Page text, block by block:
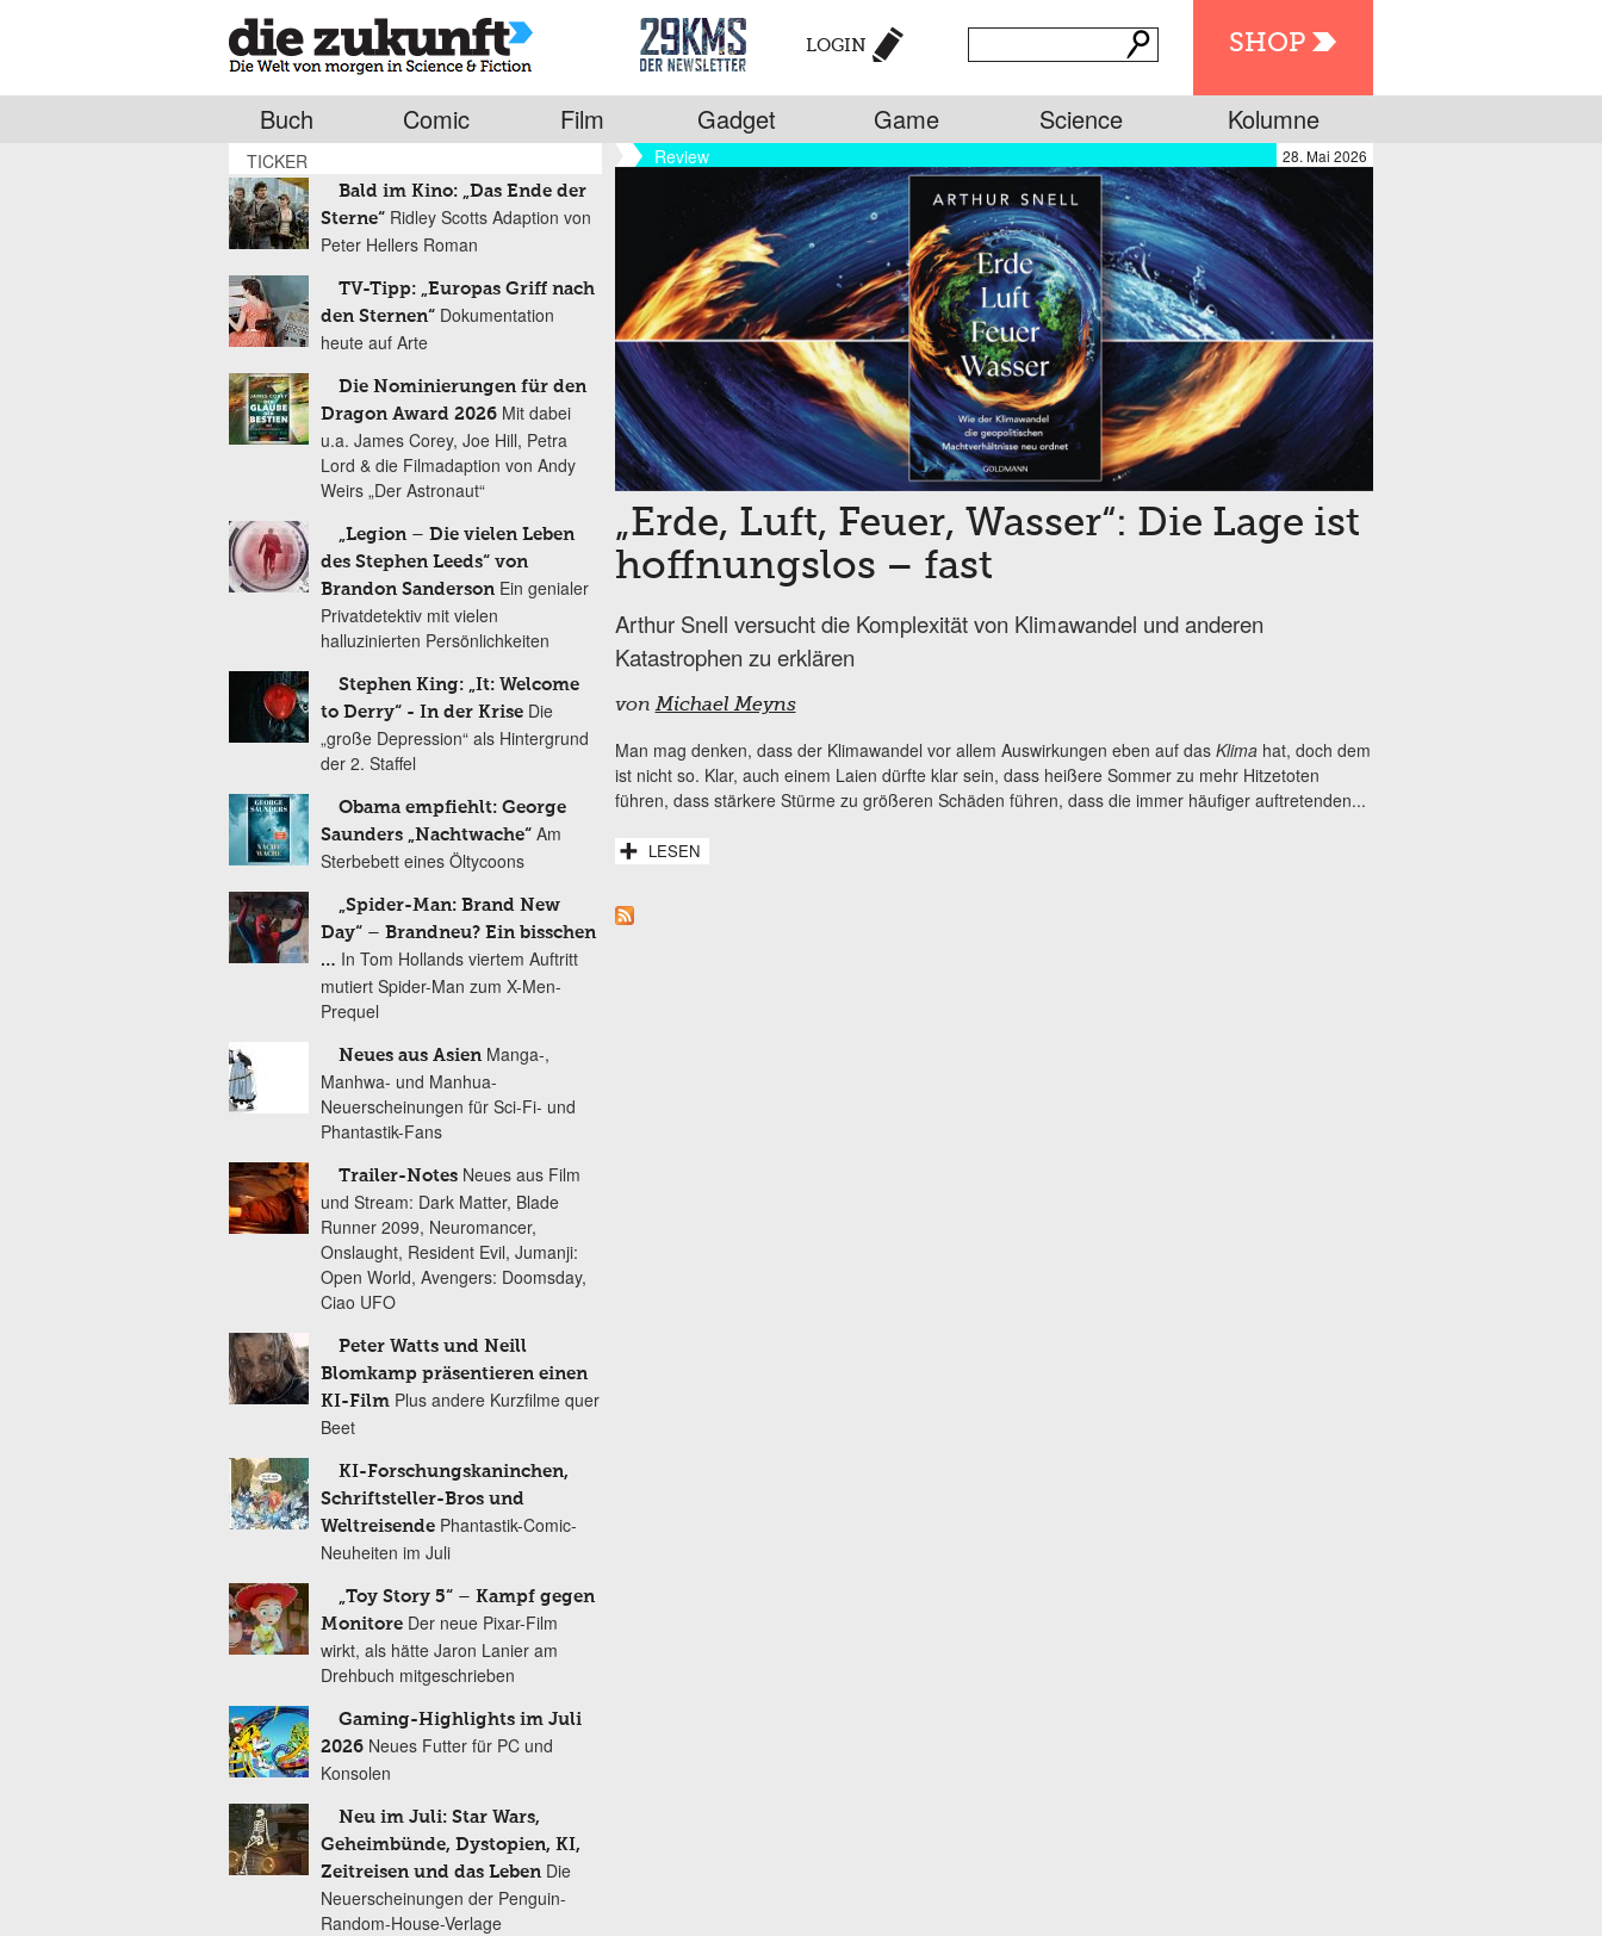
SHOP
LOGIN
Buch Comic Film Gadget Game Science Kolumne
Review 28. Mai 2026
„Erde, Luft, Feuer, Wasser“: Die Lage ist
hoffnungslos – fast
Arthur Snell versucht die Komplexität von Klimawandel und anderen
Katastrophen zu erklären
vonMichael Meyns
Man mag denken, dass der Klimawandel vor allem Auswirkungen eben auf das Klimahat, doch dem
ist nicht so. Klar, auch einem Laien dürfte klar sein, dass heißere Sommer zu mehr Hitzetoten
führen, dass stärkere Stürme zu größeren Schäden führen, dass die immer häufiger auftretenden...
LESEN
TICKER
Bald im Kino: „Das Ende der
Sterne“ Ridley Scotts Adaption von
Peter Hellers Roman
TV-Tipp: „Europas Griff nach
den Sternen“ Dokumentation
heute auf Arte
Die Nominierungen für den
Dragon Award 2026 Mit dabei
u.a. James Corey, Joe Hill, Petra
Lord & die Filmadaption von Andy
Weirs „Der Astronaut“
„Legion – Die vielen Leben
des Stephen Leeds“ von
Brandon Sanderson Ein genialer
Privatdetektiv mit vielen
halluzinierten Persönlichkeiten
Stephen King: „It: Welcome
to Derry“ - In der Krise Die
„große Depression“ als Hintergrund
der 2. Staffel
Obama empfiehlt: George
Saunders „Nachtwache“ Am
Sterbebett eines Öltycoons
„Spider-Man: Brand New
Day“ – Brandneu? Ein bisschen
… In Tom Hollands viertem Auftritt
mutiert Spider-Man zum X-Men-
Prequel
Neues aus Asien Manga-,
Manhwa- und Manhua-
Neuerscheinungen für Sci-Fi- und
Phantastik-Fans
Trailer-Notes Neues aus Film
und Stream: Dark Matter, Blade
Runner 2099, Neuromancer,
Onslaught, Resident Evil, Jumanji:
Open World, Avengers: Doomsday,
Ciao UFO
Peter Watts und Neill
Blomkamp präsentieren einen
KI-Film Plus andere Kurzfilme quer
Beet
KI-Forschungskaninchen,
Schriftsteller-Bros und
Weltreisende Phantastik-Comic-
Neuheiten im Juli
„Toy Story 5“ – Kampf gegen
Monitore Der neue Pixar-Film
wirkt, als hätte Jaron Lanier am
Drehbuch mitgeschrieben
Gaming-Highlights im Juli
2026 Neues Futter für PC und
Konsolen
Neu im Juli: Star Wars,
Geheimbünde, Dystopien, KI,
Zeitreisen und das Leben Die
Neuerscheinungen der Penguin-
Random-House-Verlage